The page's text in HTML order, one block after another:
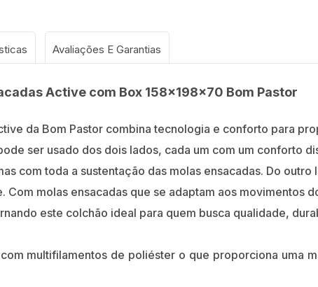
Active com Box 158x198x70 Bom Pastor
da Bom Pastor combina tecnologia e conforto para
ser usado dos dois lados, cada um com um conforto
com toda a sustentação das molas ensacadas. Do
Com molas ensacadas que se adaptam aos movimentos
este colchão ideal para quem busca qualidade,
multifilamentos de poliéster o que proporciona uma